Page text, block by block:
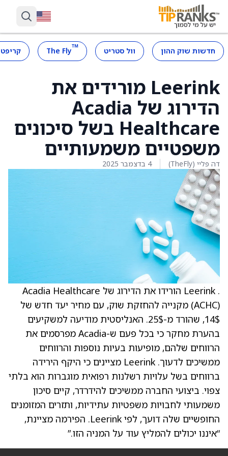
חדשות שוק ההון וול סטריט ™
The Fly
Leerink מורידים את
הדירוג של Acadia
Healthcare בשל סיכונים
משפטיים משמעותיים
דה פליי (TheFly) 4 בדצמבר 2025
. Leerink הורידו את הדירוג של Acadia Healthcare
(ACHC) מקנייה להחזקת שוק, עם מחיר יעד חדש של
14$, שהורד מ-25$. האנליסטית מודיעה למשקיעים
בהערת מחקר כי בכל פעם ש-Acadia מפרסמים את
הרווחים שלהם, מופיעות בעיות נוספות והרווחים
ממשיכים לדעוך. Leerink מציינים כי היקף הירידה
ברווחים בשל עלויות רשלנות רפואית מוגברות הוא בלתי
צפוי. ביצועי החברה ממשיכים להידרדר, קיים סיכון
משמעותי לחבויות משפטיות עתידיות, ותזרים המזומנים
החופשיים שלה דועך, לפי Leerink. הפירמה מציינת,
“איננו יכולים להמליץ עוד על המניה הזו.”